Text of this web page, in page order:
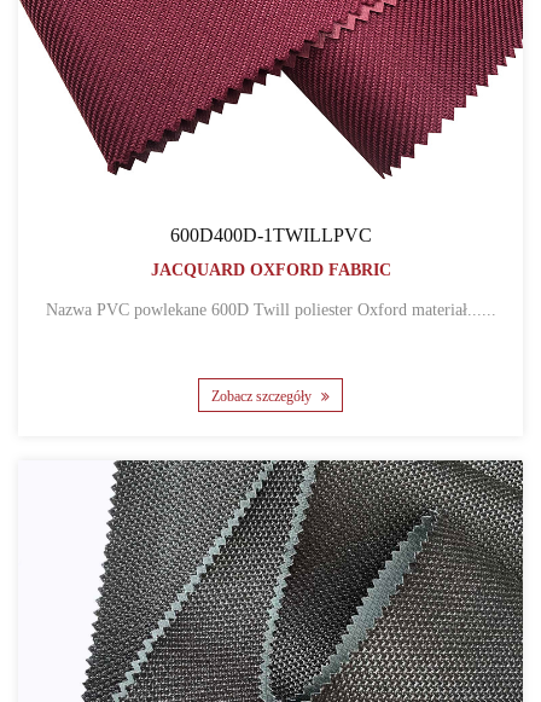
600D400D-1TWILLPVC
JACQUARD OXFORD FABRIC
Nazwa PVC powlekane 600D Twill poliester Oxford materiał......
Zobacz szczegóły